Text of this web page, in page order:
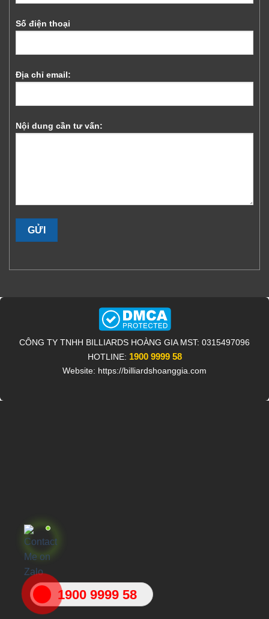
1900 9999 58
Số điện thoại
Địa chỉ email:
Nội dung cần tư vấn:
CÔNG TY TNHH BILLIARDS HOÀNG GIA MST: 0315497096
HOTLINE: 1900 9999 58
Website: https://billiardshoanggia.com